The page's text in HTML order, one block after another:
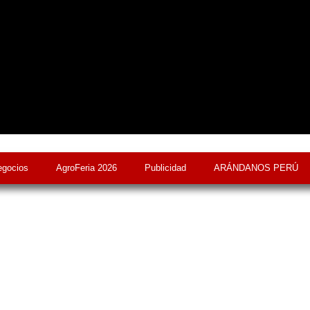
AgroFeria 2026 Publicidad ARÁNDANOS PERÚ